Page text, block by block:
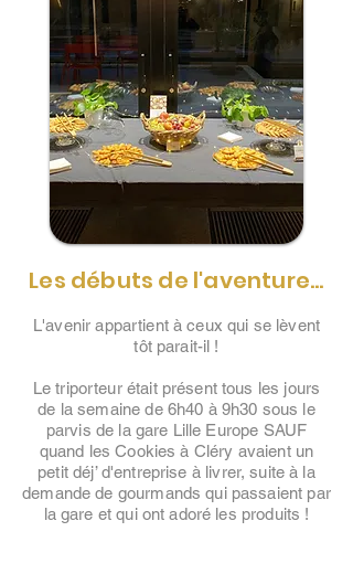
Les débuts de l'aventure...
L'avenir appartient à ceux qui se lèvent
tôt parait-il !
Le triporteur était présent tous les jours
de la semaine de 6h40 à 9h30 sous le
parvis de la gare Lille Europe SAUF
quand les Cookies à Cléry avaient un
petit déj’ d'entreprise à livrer, suite à la
demande de gourmands qui passaient par
la gare et qui ont adoré les produits !